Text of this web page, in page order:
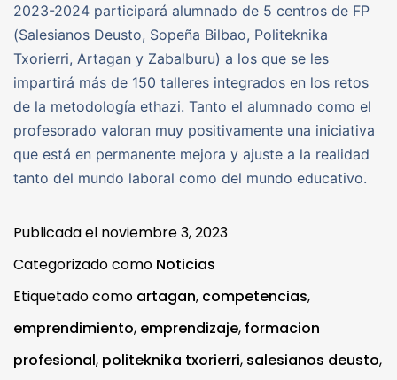
2023-2024 participará alumnado de 5 centros de FP
(Salesianos Deusto, Sopeña Bilbao, Politeknika
Txorierri, Artagan y Zabalburu) a los que se les
impartirá más de 150 talleres integrados en los retos
de la metodología ethazi. Tanto el alumnado como el
profesorado valoran muy positivamente una iniciativa
que está en permanente mejora y ajuste a la realidad
tanto del mundo laboral como del mundo educativo.
Publicada el noviembre 3, 2023
Categorizado como Noticias
Etiquetado como artagan, competencias,
emprendimiento, emprendizaje, formacion
profesional, politeknika txorierri, salesianos deusto,